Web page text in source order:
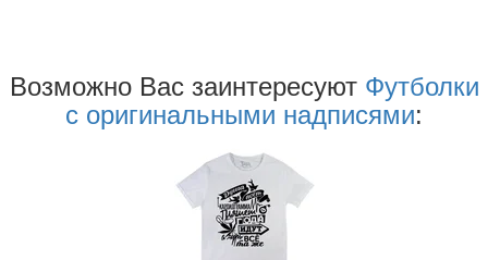
Возможно Ваc заинтересуют Футболки
с оригинальными надписями: